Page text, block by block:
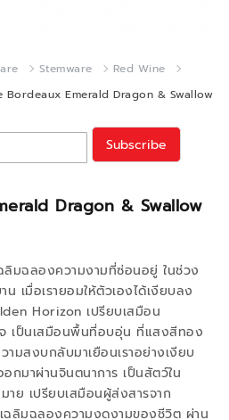
Stemware
Red Wine
Emerald Dragon & Swallow
Dragon & Swallow
มฉลองความงามที่ซ่อนอยู่ ในช่วง
เมื่อเรายอมให้ตัวเองได้เงียบลง
Horizon เปรียบเสมือน
เป็นเสมือนพื้นที่อบอุ่น ที่แสงสีทอง
ามสงบกลับมาเยือนเราอย่างเงียบ
กมาผ่านจินตนาการ เป็นสัตว์ใน
าย เปรียบเสมือนผู้ส่งสารจาก
ฉลิมฉลองความงดงามของชีวิต ผ่าน
Subscribe